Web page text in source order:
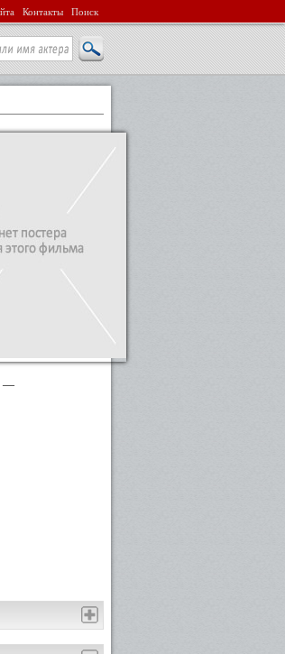
Контакты Поиск
—